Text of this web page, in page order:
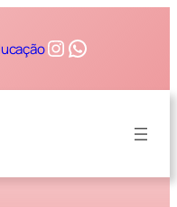
Instagram
WhatsApp